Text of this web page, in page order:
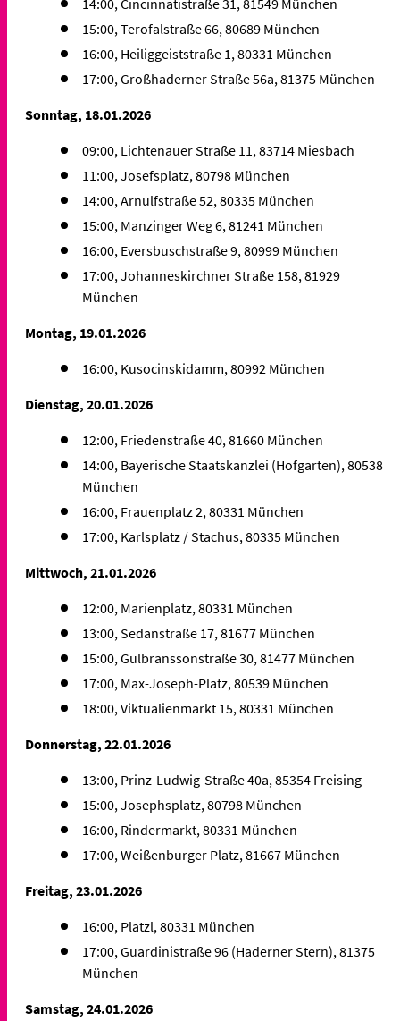
15:00, Terofalstraße 66, 80689 München
16:00, Heiliggeiststraße 1, 80331 München
17:00, Großhaderner Straße 56a, 81375 München
Sonntag, 18.01.2026
09:00, Lichtenauer Straße 11, 83714 Miesbach
11:00, Josefsplatz, 80798 München
14:00, Arnulfstraße 52, 80335 München
15:00, Manzinger Weg 6, 81241 München
16:00, Eversbuschstraße 9, 80999 München
17:00, Johanneskirchner Straße 158, 81929
München
Montag, 19.01.2026
16:00, Kusocinskidamm, 80992 München
Dienstag, 20.01.2026
12:00, Friedenstraße 40, 81660 München
14:00, Bayerische Staatskanzlei (Hofgarten), 80538
München
16:00, Frauenplatz 2, 80331 München
17:00, Karlsplatz / Stachus, 80335 München
Mittwoch, 21.01.2026
12:00, Marienplatz, 80331 München
13:00, Sedanstraße 17, 81677 München
15:00, Gulbranssonstraße 30, 81477 München
17:00, Max-Joseph-Platz, 80539 München
18:00, Viktualienmarkt 15, 80331 München
Donnerstag, 22.01.2026
13:00, Prinz-Ludwig-Straße 40a, 85354 Freising
15:00, Josephsplatz, 80798 München
16:00, Rindermarkt, 80331 München
17:00, Weißenburger Platz, 81667 München
Freitag, 23.01.2026
16:00, Platzl, 80331 München
17:00, Guardinistraße 96 (Haderner Stern), 81375
München
Samstag, 24.01.2026